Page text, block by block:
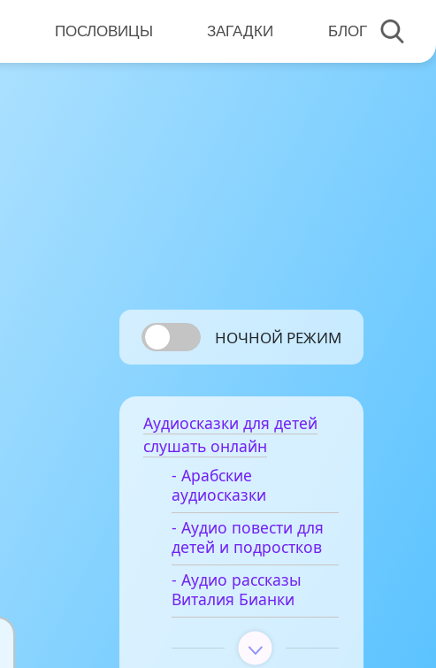
ПОСЛОВИЦЫ ЗАГАДКИ БЛОГ
НОЧНОЙ РЕЖИМ
Аудиосказки для детей
слушать онлайн
- Арабские
аудиосказки
- Аудио повести для
детей и подростков
- Аудио рассказы
Виталия Бианки